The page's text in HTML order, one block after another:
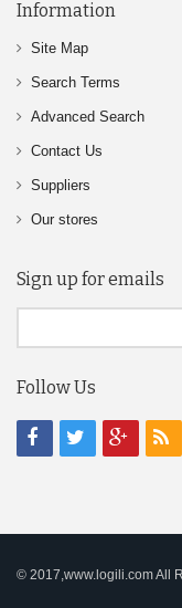
Information
Site Map
Search Terms
Advanced Search
Contact Us
Suppliers
Our stores
Sign up for emails
Follow Us
© 2017,www.logili.com All